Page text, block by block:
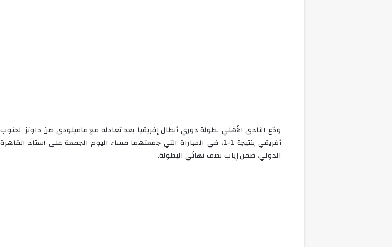
ودّع النادي الأهلي بطولة دوري أبطال إفريقيا بعد تعادله مع ماميلودي صن داونز الجنوب
أفريقي بنتيجة 1-1، في المباراة التي جمعتهما مساء اليوم الجمعة على استاد القاهرة
الدولي، ضمن إياب نصف نهائي البطولة.